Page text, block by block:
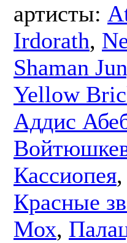
артисты:
Irdorath,
Shaman
Yellow
Аддис
Кассиопея,
Красные
Мох,